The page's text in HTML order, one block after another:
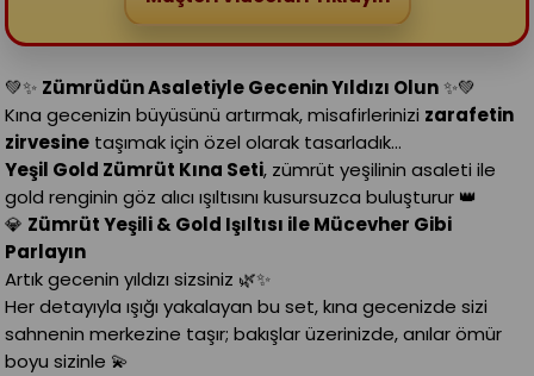
💚✨ Zümrüdün Asaletiyle Gecenin Yıldızı Olun✨💚
Kına gecenizin büyüsünü artırmak, misafirlerinizi zarafetin
zirvesine taşımak için özel olarak tasarladık…
Yeşil Gold Zümrüt Kına Seti, zümrüt yeşilinin asaleti ile
gold renginin göz alıcı ışıltısını kusursuzca buluşturur 👑
💎 Zümrüt Yeşili & Gold Işıltısı ile Mücevher Gibi
Parlayın
Artık gecenin yıldızı sizsiniz 🌿✨
Her detayıyla ışığı yakalayan bu set, kına gecenizde sizi
sahnenin merkezine taşır; bakışlar üzerinizde, anılar ömür
boyu sizinle 💫